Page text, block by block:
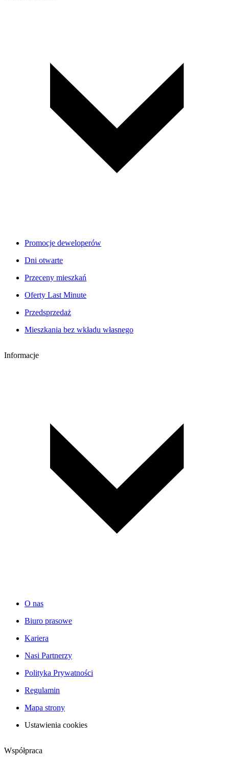
Promocje deweloperów
Dni otwarte
Przeceny mieszkań
Oferty Last Minute
Przedsprzedaż
Mieszkania bez wkładu własnego
Informacje
O nas
Biuro prasowe
Kariera
Nasi Partnerzy
Polityka Prywatności
Regulamin
Mapa strony
Ustawienia cookies
Współpraca